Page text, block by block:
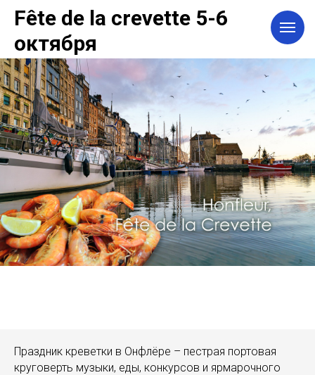
Fête de la crevette 5-6
октября
Праздник креветки в Онфлёре – пестрая портовая
круговерть музыки, еды, конкурсов и ярмарочного